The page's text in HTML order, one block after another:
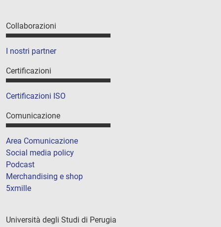
Collaborazioni
I nostri partner
Certificazioni
Certificazioni ISO
Comunicazione
Area Comunicazione
Social media policy
Podcast
Merchandising e shop
5xmille
Università degli Studi di Perugia